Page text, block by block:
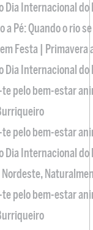
o Dia Internacional
a Pé: Quando o rio
Festa | Primavera
o Dia Internacional
pelo bem-estar
pelo bem-estar
o Dia Internacional
pelo bem-estar